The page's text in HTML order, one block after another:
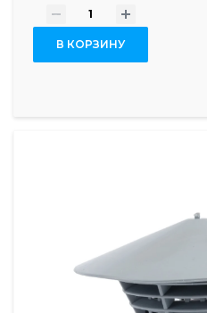
- +
В КОРЗИНУ